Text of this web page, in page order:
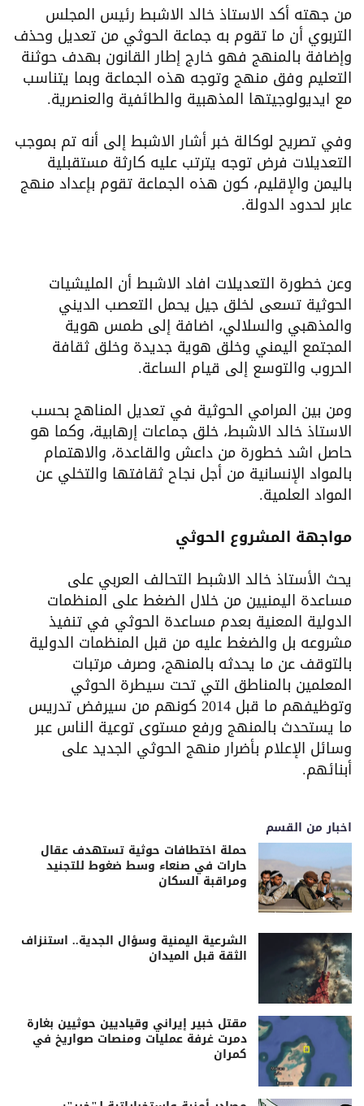
من جهته أكد الاستاذ خالد الاشبط رئيس المجلس
التربوي أن ما تقوم به جماعة الحوثي من تعديل وحذف
وإضافة بالمنهج فهو خارج إطار القانون بهدف حوثنة
التعليم وفق منهج وتوجه هذه الجماعة وبما يتناسب
مع ايديولوجيتها المذهبية والطائفية والعنصرية.
وفي تصريح لوكالة خبر أشار الاشبط إلى أنه تم بموجب
التعديلات فرض توجه يترتب عليه كارثة مستقبلية
باليمن والإقليم، كون هذه الجماعة تقوم بإعداد منهج
عابر لحدود الدولة.
وعن خطورة التعديلات افاد الاشبط أن المليشيات
الحوثية تسعى لخلق جيل يحمل التعصب الديني
والمذهبي والسلالي، اضافة إلى طمس هوية
المجتمع اليمني وخلق هوية جديدة وخلق ثقافة
الحروب والتوسع إلى قيام الساعة.
ومن بين المرامي الحوثية في تعديل المناهج بحسب
الاستاذ خالد الاشبط، خلق جماعات إرهابية، وكما هو
حاصل اشد خطورة من داعش والقاعدة، والاهتمام
بالمواد الإنسانية من أجل نجاح ثقافتها والتخلي عن
المواد العلمية.
مواجهة المشروع الحوثي
يحث الأستاذ خالد الاشبط التحالف العربي على
مساعدة اليمنيين من خلال الضغط على المنظمات
الدولية المعنية بعدم مساعدة الحوثي في تنفيذ
مشروعه بل والضغط عليه من قبل المنظمات الدولية
بالتوقف عن ما يحدثه بالمنهج، وصرف مرتبات
المعلمين بالمناطق التي تحت سيطرة الحوثي
وتوظيفهم ما قبل 2014 كونهم من سيرفض تدريس
ما يستحدث بالمنهج ورفع مستوى توعية الناس عبر
وسائل الإعلام بأضرار منهج الحوثي الجديد على
أبنائهم.
اخبار من القسم
حملة اختطافات حوثية تستهدف عقال
حارات في صنعاء وسط ضغوط للتجنيد
ومراقبة السكان
الشرعية اليمنية وسؤال الجدية.. استنزاف
الثقة قبل الميدان
مقتل خبير إيراني وقياديين حوثيين بغارة
دمرت غرفة عمليات ومنصات صواريخ في
كمران